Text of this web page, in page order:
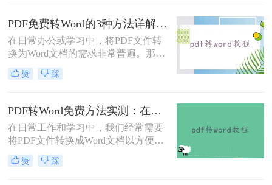
word怎么转呢？本文将详细介绍几种
常用的PDF转Word方法，助您轻松完
成转换。
PDF免费转Word的3种方法详解：复制粘贴、在线工具与Word内置转换效果对比！
在日常办公或学习中，将PDF文件转
换为Word文档的需求非常普遍。那么
pdf怎么免费转换成word文档呢？本文
将重点介绍三种免费且无需专业技能
赞 踩
PDF转Word免费方法实测：在线工具、Word内置功能与手动复制3种方式对比！
在日常工作和学习中，我们经常需要
将PDF文件转换成Word文档以方便编
辑。那么怎么不花钱把pdf转成word
呢？以下是三种可以免费使用的PDF
赞 踩